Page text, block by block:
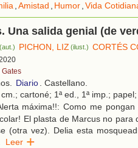
,Amistad , Humor,Vida
Una salida genial (de
(aut.) PICHON, LIZ(ilust.) CORTÉS
Gates
Diario. Castellano.
cartoné; 1ª ed., 1ª imp.; papel;
máxima!!: Como me
El plasta de Marcus no
(otra vez). Delia esta
Leer